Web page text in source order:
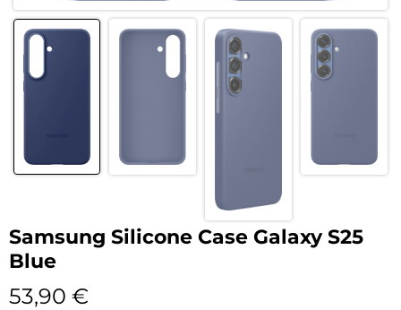
Samsung Silicone Case Galaxy S25
Blue
53,90 €